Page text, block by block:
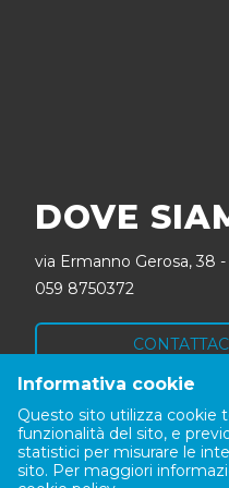
DOVE
via Ermanno Gerosa, 38 -
059 8750372
SEGUICI
Informativa cookie
Questo sito utilizza cookie
funzionalità del sito, e
statistici per misurare le
sito. Per maggiori